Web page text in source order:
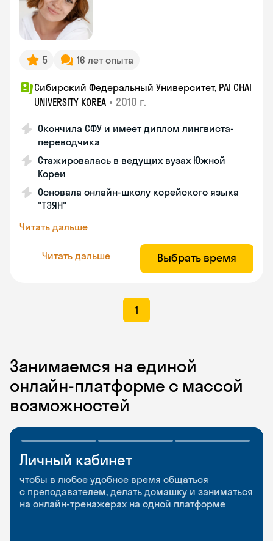
5 16 лет опыта
Сибирский Федеральный Университет, PAI CHAI
UNIVERSITY KOREA • 2010 г.
Окончила СФУ и имеет диплом лингвиста-
переводчика
Стажировалась в ведущих вузах Южной
Кореи
Основала онлайн-школу корейского языка
"ТЭЯН"
Читать дальше
Читать дальше Выбрать время
1
Занимаемся на единой
онлайн-платформе с массой
возможностей
Личный кабинет
чтобы в любое удобное время общаться
с преподавателем, делать домашку и заниматься
на онлайн-тренажерах на одной платформе
Мобильное
приложение
чтобы заниматься и изучать новые слова где
и когда удобно
Разговорные клубы
и Talks
Групповые занятия для разговорной практики
и индивидуальные встречи с преподавателями